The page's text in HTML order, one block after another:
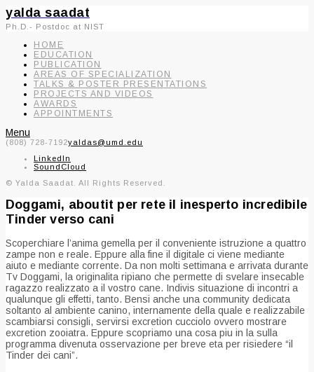
yalda saadat
Ph.D.- Postdoc at NIST
HOME
EDUCATION
PUBLICATION
AREAS OF SPECIALIZATION
TALKS & POSTER PRESENTATIONS
PROJECTS AND VIDEOS
AWARDS
APPOINTMENTS
Menu
(808) 728-7192yaldas@umd.edu
LinkedIn
SoundCloud
© Yalda Saadat. All Rights Reserved.
Doggami, aboutit per rete il inesperto incredibile
Tinder verso cani
Scoperchiare l’anima gemella per il conveniente istruzione a quattro
zampe non e reale. Eppure alla fine il digitale ci viene mediante
aiuto e mediante corrente. Da non molti settimana e arrivata durante
Tv Doggami, la originalita ripiano che permette di svelare insecable
ragazzo realizzato a il vostro cane. Indivis situazione di incontri a
qualunque gli effetti, tanto. Bensi anche una community dedicata
soltanto al ambiente canino, internamente della quale e realizzabile
scambiarsi consigli, servirsi excretion cucciolo ovvero mostrare
excretion zooiatra. Eppure scopriamo una cosa piu in la sulla
programma divenuta osservazione per breve eta per risiedere “il
Tinder dei cani”.